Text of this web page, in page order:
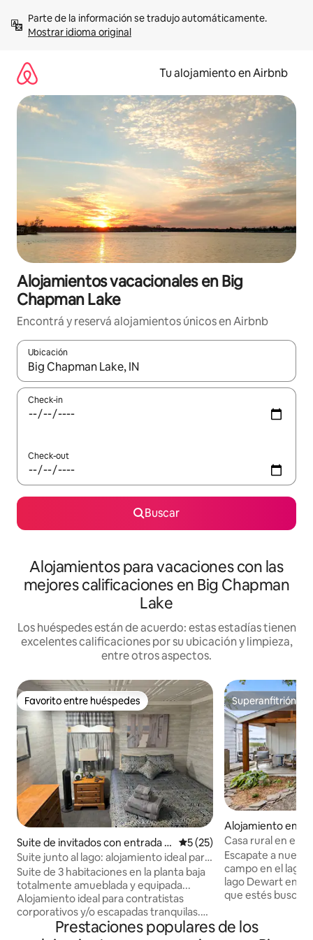
contenidoMostrar idioma original
Tu alojamiento en Airbnb
Alojamientos vacacionales en Big
Chapman Lake
Encontrá y reservá alojamientos únicos en Airbnb
Ubicación
Cuando los resultados estén disponibles, navegá con las
Check-in
Check-out
Buscar
Alojamientos para vacaciones con las
mejores calificaciones en Big Chapman
Lake
Los huéspedes están de acuerdo: estas estadías tienen
excelentes calificaciones por su ubicación y limpieza,
entre otros aspectos.
Favorito entre huéspedes
Favorito entre huéspedes
Suite de invitados con entrada in
dependiente en Varsovia
Calificación promedio: 5 de
5 (25)
Suite junto al lago: alojamiento ideal para
viajes de negocios de 80 metros
cuadrados
Suite de 3 habitaciones en la planta baja
totalmente amueblada y equipada...
Alojamiento ideal para contratistas
corporativos y/o escapadas tranquilas.
Ropa de cama nueva, electrodomésticos
Superanfitrión
Superanfitrión
Alojamiento en
Casa rural en el
Escapate a
campo en el lago,
lago Dewart en
que estés
este acogedor
impresionantes
Prestaciones populares de los